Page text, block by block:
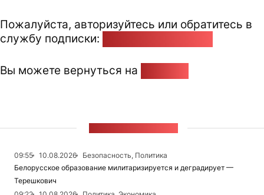
Пожалуйста, авторизуйтесь или обратитесь в
службу подписки:
Вы можете вернуться на
09:55 10.08.2026
Безопасность, Политика
Белорусское образование милитаризируется и деградирует —
Терешкович